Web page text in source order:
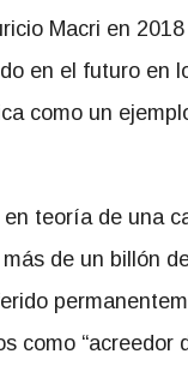
Macri en
en el futuro en
como un
teoría de una
de un billón
como “acreedor